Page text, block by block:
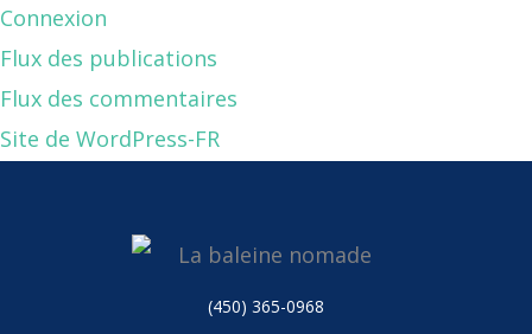
Connexion
Flux des publications
Flux des commentaires
Site de WordPress-FR
(450) 365-0968